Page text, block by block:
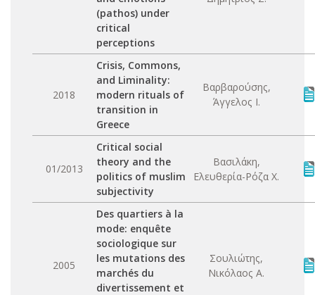
(pathos) under
critical
perceptions
2018
Crisis, Commons,
and Liminality:
modern rituals of
transition in
Greece
Βαρβαρούσης,
Άγγελος Ι.
01/2013
Critical social
theory and the
politics of muslim
subjectivity
Βασιλάκη,
Ελευθερία-Ρόζα Χ.
2005
Des quartiers à la
mode: enquête
sociologique sur
les mutations des
marchés du
divertissement et
Σουλιώτης,
Νικόλαος Α.